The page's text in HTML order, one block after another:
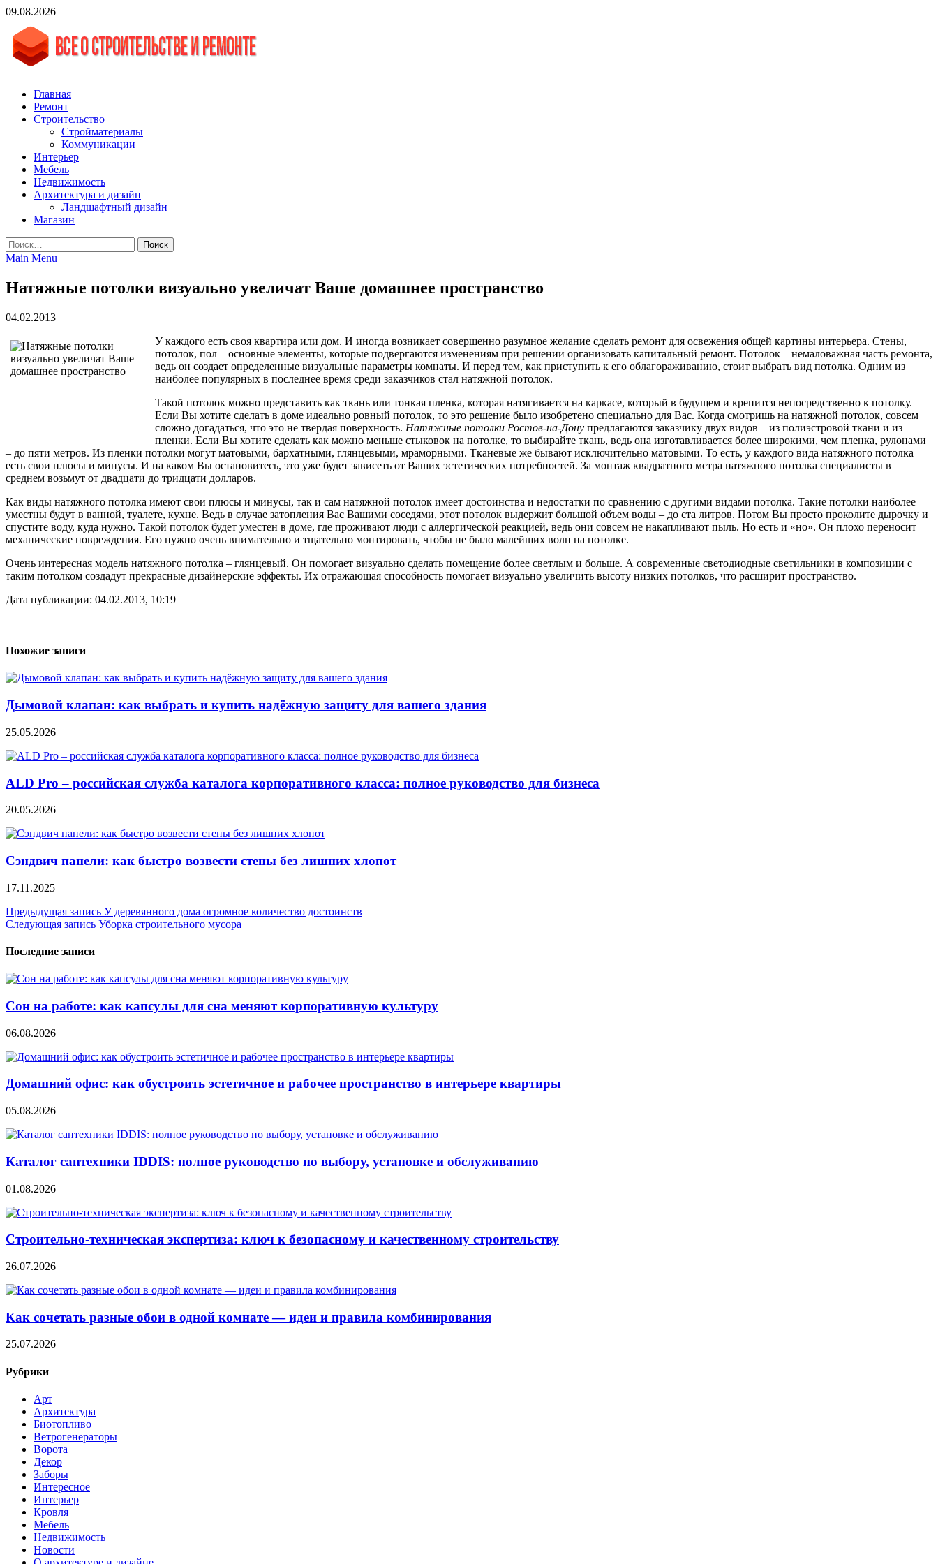
Skip
content
09.08.2026
vgasa.ru
Строительный журнал. Всё о строительстве и ремонтах
Главная
Ремонт
Строительство
Стройматериалы
Коммуникации
Интерьер
Мебель
Недвижимость
Архитектура и дизайн
Ландшафтный дизайн
Магазин
Найти:
Main Menu
Натяжные потолки визуально увеличат Ваше домашнее пространство
04.02.2013
У каждого есть своя квартира или дом. И иногда возникает совершенно разумное желание сделать ремонт для освежения общей картины интерьера. Стены,
потолок, пол – основные элементы, которые подвергаются изменениям при решении организовать капитальный ремонт. Потолок – немаловажная часть ремонта,
ведь он создает определенные визуальные параметры комнаты. И перед тем, как приступить к его облагораживанию, стоит выбрать вид потолка. Одним из
наиболее популярных в последнее время среди заказчиков стал натяжной потолок.
Такой потолок можно представить как ткань или тонкая пленка, которая натягивается на каркасе, который в будущем и крепится непосредственно к потолку.
Если Вы хотите сделать в доме идеально ровный потолок, то это решение было изобретено специально для Вас. Когда смотришь на натяжной потолок, совсем
сложно догадаться, что это не твердая поверхность. Натяжные потолки Ростов-на-Дону предлагаются заказчику двух видов – из полиэстровой ткани и из
пленки. Если Вы хотите сделать как можно меньше стыковок на потолке, то выбирайте ткань, ведь она изготавливается более широкими, чем пленка, рулонами
– до пяти метров. Из пленки потолки могут матовыми, бархатными, глянцевыми, мраморными. Тканевые же бывают исключительно матовыми. То есть, у каждого вида натяжного потолка
есть свои плюсы и минусы. И на каком Вы остановитесь, это уже будет зависеть от Ваших эстетических потребностей. За монтаж квадратного метра натяжного потолка специалисты в
среднем возьмут от двадцати до тридцати долларов.
Как виды натяжного потолка имеют свои плюсы и минусы, так и сам натяжной потолок имеет достоинства и недостатки по сравнению с другими видами потолка. Такие потолки наиболее
уместны будут в ванной, туалете, кухне. Ведь в случае затопления Вас Вашими соседями, этот потолок выдержит большой объем воды – до ста литров. Потом Вы просто проколите дырочку и
спустите воду, куда нужно. Такой потолок будет уместен в доме, где проживают люди с аллергической реакцией, ведь они совсем не накапливают пыль. Но есть и «но». Он плохо переносит
механические повреждения. Его нужно очень внимательно и тщательно монтировать, чтобы не было малейших волн на потолке.
Очень интересная модель натяжного потолка – глянцевый. Он помогает визуально сделать помещение более светлым и больше. А современные светодиодные светильники в композиции с
таким потолком создадут прекрасные дизайнерские эффекты. Их отражающая способность помогает визуально увеличить высоту низких потолков, что расширит пространство.
Дата публикации: 04.02.2013, 10:19
Похожие записи
Дымовой клапан: как выбрать и купить надёжную защиту для вашего здания
25.05.2026
ALD Pro – российская служба каталога корпоративного класса: полное руководство для бизнеса
20.05.2026
Сэндвич панели: как быстро возвести стены без лишних хлопот
17.11.2025
Навигация
по
записям
Предыдущая запись У деревянного дома огромное количество достоинств
Следующая запись Уборка строительного мусора
Последние записи
Сон на работе: как капсулы для сна меняют корпоративную культуру
06.08.2026
Домашний офис: как обустроить эстетичное и рабочее пространство в интерьере квартиры
05.08.2026
Каталог сантехники IDDIS: полное руководство по выбору, установке и обслуживанию
01.08.2026
Строительно‑техническая экспертиза: ключ к безопасному и качественному строительству
26.07.2026
Как сочетать разные обои в одной комнате — идеи и правила комбинирования
25.07.2026
Рубрики
Арт
Архитектура
Биотопливо
Ветрогенераторы
Ворота
Декор
Заборы
Интересное
Интерьер
Кровля
Мебель
Недвижимость
Новости